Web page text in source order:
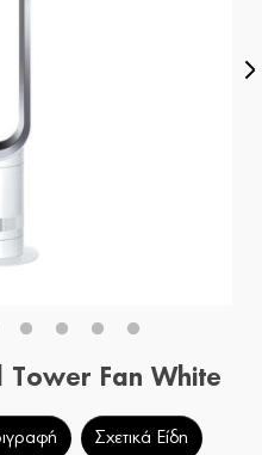
Tower Fan White
Σχετικά Είδη